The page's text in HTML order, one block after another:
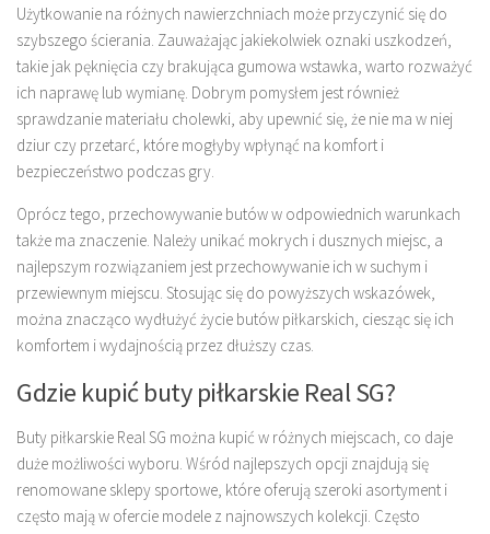
Użytkowanie na różnych nawierzchniach może przyczynić się do
szybszego ścierania. Zauważając jakiekolwiek oznaki uszkodzeń,
takie jak pęknięcia czy brakująca gumowa wstawka, warto rozważyć
ich naprawę lub wymianę. Dobrym pomysłem jest również
sprawdzanie materiału cholewki, aby upewnić się, że nie ma w niej
dziur czy przetarć, które mogłyby wpłynąć na komfort i
bezpieczeństwo podczas gry.
Oprócz tego, przechowywanie butów w odpowiednich warunkach
także ma znaczenie. Należy unikać mokrych i dusznych miejsc, a
najlepszym rozwiązaniem jest przechowywanie ich w suchym i
przewiewnym miejscu. Stosując się do powyższych wskazówek,
można znacząco wydłużyć życie butów piłkarskich, ciesząc się ich
komfortem i wydajnością przez dłuższy czas.
Gdzie kupić buty piłkarskie Real SG?
Buty piłkarskie Real SG można kupić w różnych miejscach, co daje
duże możliwości wyboru. Wśród najlepszych opcji znajdują się
renomowane sklepy sportowe, które oferują szeroki asortyment i
często mają w ofercie modele z najnowszych kolekcji. Często